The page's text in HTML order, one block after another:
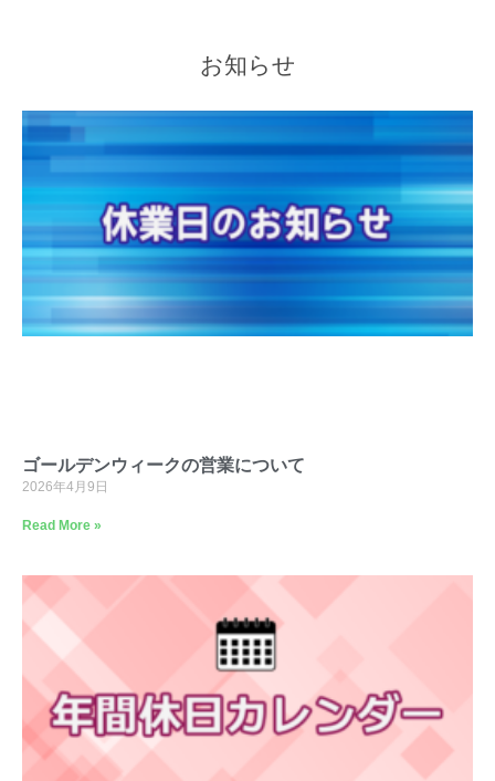
お知らせ
ゴールデンウィークの営業について
2026年4月9日
Read More »